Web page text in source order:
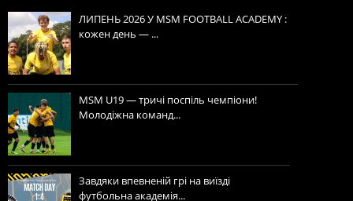
ЛИПЕНЬ 2026 У MSM FOOTBALL ACADEMY :
кожен день — ...
MSM U19 — тричі поспіль чемпіони!
Молодіжна команд...
Завдяки впевненій грі на виїзді
футбольна академія...